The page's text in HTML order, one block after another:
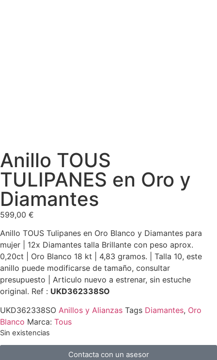
Anillo TOUS
TULIPANES en Oro y
Diamantes
599,00 €
Anillo TOUS Tulipanes en Oro Blanco y Diamantes para
mujer | 12x Diamantes talla Brillante con peso aprox.
0,20ct | Oro Blanco 18 kt | 4,83 gramos. | Talla 10, este
anillo puede modificarse de tamaño, consultar
presupuesto | Articulo nuevo a estrenar, sin estuche
original. Ref : UKD362338SO
UKD362338SO Anillos y Alianzas Tags Diamantes, Oro
Blanco Marca: Tous
Sin existencias
Contacta con un asesor